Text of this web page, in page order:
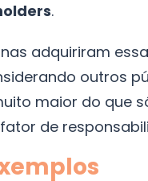
.
adquiriram
outros
maior do que
de